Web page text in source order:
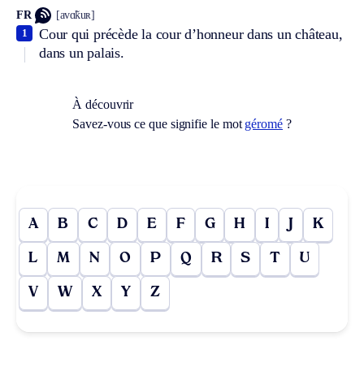
FR [avɑ̃kuʀ]
Cour qui précède la cour d’honneur dans un château,
dans un palais.
1
À découvrir
Savez-vous ce que signifie le mot géromé?
A B C D E F G H I J K
L M N O P Q R S T U
V W X Y Z